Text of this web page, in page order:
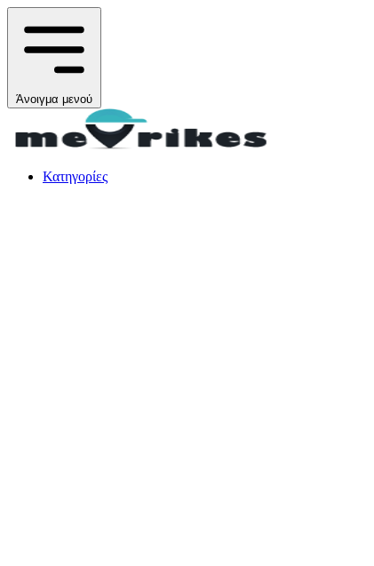
Άνοιγμα μενού
Κατηγορίες